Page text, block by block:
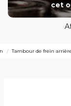
cet
Tambour de frein